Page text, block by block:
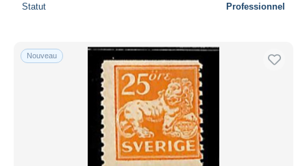
Statut Professionnel
Nouveau